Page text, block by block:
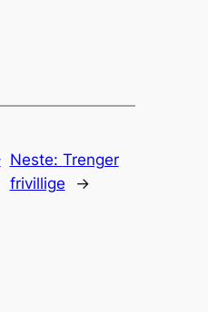
Neste: Trenger
frivillige
→